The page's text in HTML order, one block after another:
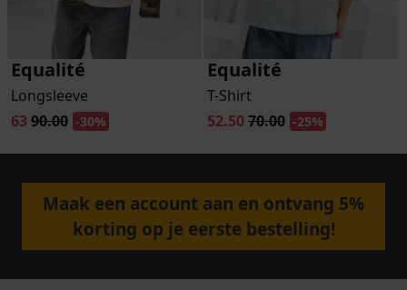
Equalité
Longsleeve
63 90.00 -30%
Equalité
T-Shirt
52.5070.00 -25%
Maak een account aan en ontvang 5%
korting op je eerste bestelling!